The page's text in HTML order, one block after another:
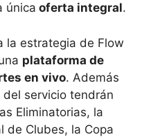
única oferta integral.
la estrategia de Flow
plataforma de
en vivo. Además
servicio tendrán
Eliminatorias, la
de Clubes, la Copa